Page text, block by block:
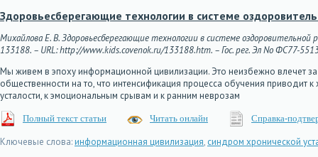
Здоровьесберегающие технологии в системе
Михайлова Е. В. Здоровьесберегающие технологии в системе
133188. – URL: http://www.kids.covenok.ru/133188.htm. – Гос. рег. Эл No ФС77-
Мы живем в эпоху информационной цивилизации. Это неизбежно влечет
общественности на то, что интенсификация процесса обучения
усталости, к эмоциональным срывам и к ранним неврозам
Полный текст статьи Читать онлайн Справка-
Ключевые слова:информационная цивилизация, синдром хронической